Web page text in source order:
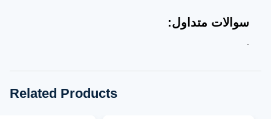
سوالات متداول:
Related Products